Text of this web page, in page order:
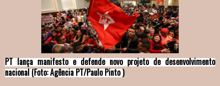
PT lança manifesto e defende novo projeto de desenvolvimento
nacional (Foto: Agência PT/Paulo Pinto )